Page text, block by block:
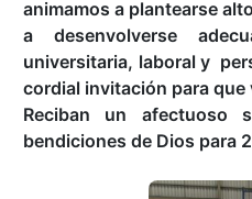
animamos a plantearse
a desenvolverse
universitaria, laboral y
cordial invitación para
Reciban un afectuoso
bendiciones de Dios para